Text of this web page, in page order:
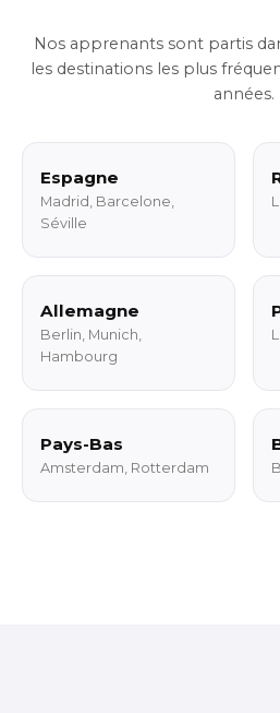
Nos apprenants sont partis
les destinations les plus
années.
Espagne
Madrid, Barcelone,
Séville
Allemagne
Berlin, Munich,
Hambourg
Pays-Bas
Amsterdam, Rotterdam